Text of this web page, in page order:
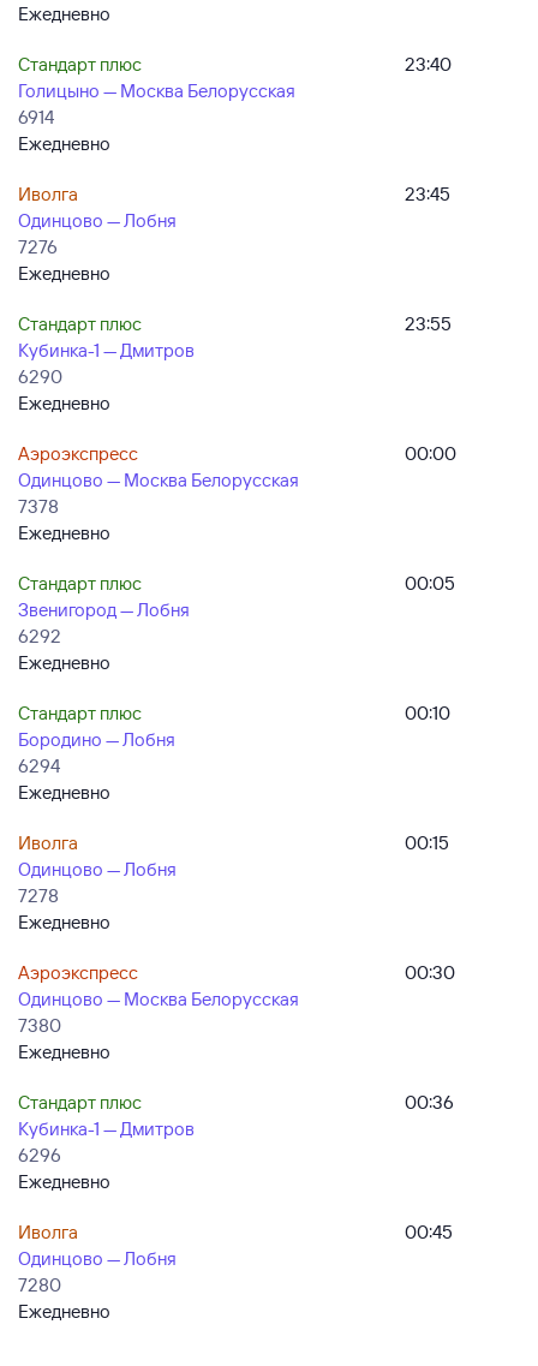
Ежедневно
Стандарт плюс
Голицыно — Москва Белорусская
6914
Ежедневно
23:40
Иволга
Одинцово — Лобня
7276
Ежедневно
23:45
Стандарт плюс
Кубинка-1 — Дмитров
6290
Ежедневно
23:55
Аэроэкспресс
Одинцово — Москва Белорусская
7378
Ежедневно
00:00
Стандарт плюс
Звенигород — Лобня
6292
Ежедневно
00:05
Стандарт плюс
Бородино — Лобня
6294
Ежедневно
00:10
Иволга
Одинцово — Лобня
7278
Ежедневно
00:15
Аэроэкспресс
Одинцово — Москва Белорусская
7380
Ежедневно
00:30
Стандарт плюс
Кубинка-1 — Дмитров
6296
Ежедневно
00:36
Иволга
Одинцово — Лобня
7280
Ежедневно
00:45